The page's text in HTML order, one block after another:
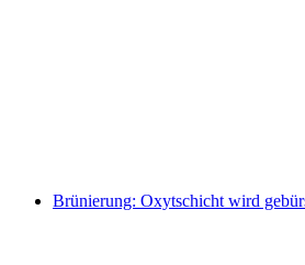
Brünierung: Oxytschicht wird